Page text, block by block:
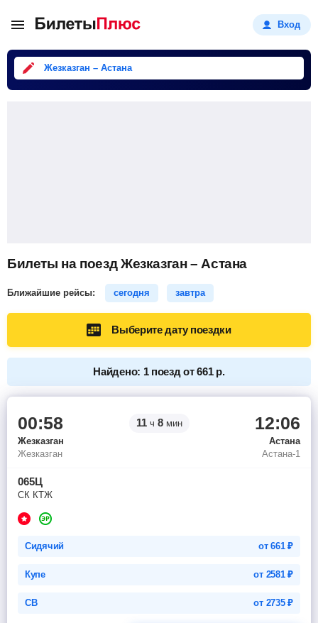
Вход
Жезказган – Астана
Билеты на поезд Жезказган – Астана
Ближайшие рейсы: сегодня завтра
Выберите дату поездки
Найдено: 1 поезд от 661 р.
00:58 11ч 8мин 12:06
Жезказган
Астана
Жезказган
Астана-1
065Ц
СК КТЖ
Сидячий от661₽
Купе от 2581₽
СВ от 2735₽